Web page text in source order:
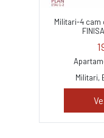
Militari-4 cam
Militari,